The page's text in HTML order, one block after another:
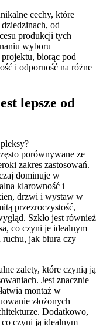
cechy, które
od
produkcji tych
wyboru
biorąc pod
i odporność na różne
lepsze od
porównywane ze
zakres zastosowań.
dominuje w
klarowność i
drzwi i wystaw w
przezroczystość,
Szkło jest również
co czyni je idealnym
ruchu, jak biura czy
zalety, które czynią ją
Jest znacznie
montaż w
złożonych
Dodatkowo,
co czyni ją idealnym